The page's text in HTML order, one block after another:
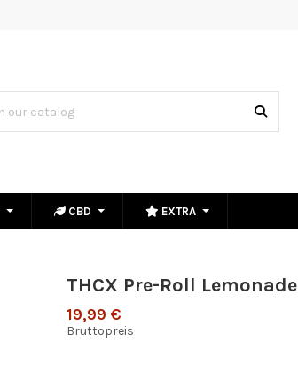
CBD EXTRA
THCX Pre-Roll Lemonade
19,99 €
Bruttopreis